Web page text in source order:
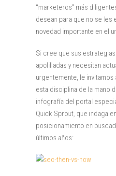
“marketeros” más
desean para que no se les
novedad importante en el
Si cree que sus
apolilladas y necesitan
urgentemente, le invitamos
esta disciplina de la mano
infografía del portal
Quick Sprout, que indaga
posicionamiento en
últimos años: